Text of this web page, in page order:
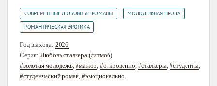
СОВРЕМЕННЫЕ ЛЮБОВНЫЕ РОМАНЫ МОЛОДЕЖНАЯ ПРОЗА
РОМАНТИЧЕСКАЯ ЭРОТИКА
Год выхода: 2026
Серия: Любовь сталкера (литмоб)
#золотая молодежь #мажор #откровенно #сталкеры #студенты
#студенческий роман #эмоционально